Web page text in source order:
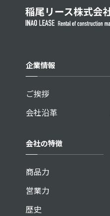
企業情報
ご挨拶
会社沿革
会社の特徴
商品力
営業力
歴史